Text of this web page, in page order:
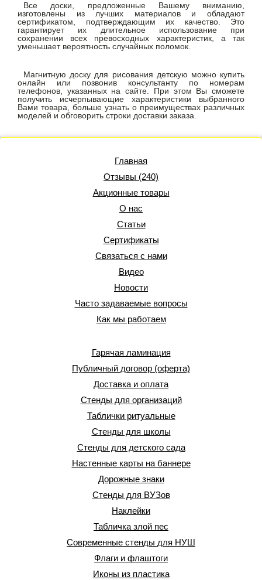
Все доски, предложенные Вашему вниманию,
изготовлены из лучших материалов и обладают
сертификатом, подтверждающим их качество. Это
гарантирует их длительное использование при
сохранении всех превосходных характеристик, а так
уменьшает вероятность случайных поломок.
Магнитную доску для рисования детскую можно купить
онлайн или позвонив консультанту по номерам
телефонов, указанных на сайте. При этом Вы сможете
получить исчерпывающие характеристики выбранного
Вами товара, больше узнать о преимуществах различных
моделей и обговорить строки доставки заказа.
Главная
Отзывы (240)
Акционные товары
О нас
Статьи
Сертификаты
Связаться с нами
Видео
Новости
Часто задаваемые вопросы
Как мы работаем
Гарячая ламинация
Публичный договор (оферта)
Доставка и оплата
Стенды для организаций
Таблички ритуальные
Стенды для школы
Стенды для детского сада
Настенные карты на баннере
Дорожные знаки
Стенды для ВУЗов
Наклейки
Табличка злой пес
Современные стенды для НУШ
Флаги и флаштоги
Иконы из пластика